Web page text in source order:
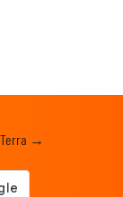
Terra →